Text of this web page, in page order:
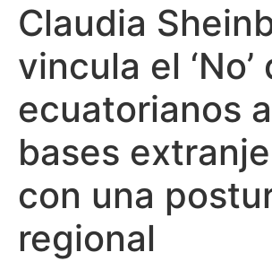
Claudia
vincula el ‘No’
ecuatorianos a
bases
con una
regional